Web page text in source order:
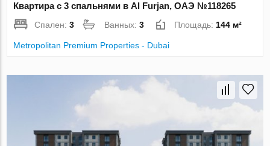
Квартира с 3 спальнями в Al Furjan, ОАЭ №118265
Спален:3 Ванных:3 Площадь: 144 м²
Metropolitan Premium Properties - Dubai